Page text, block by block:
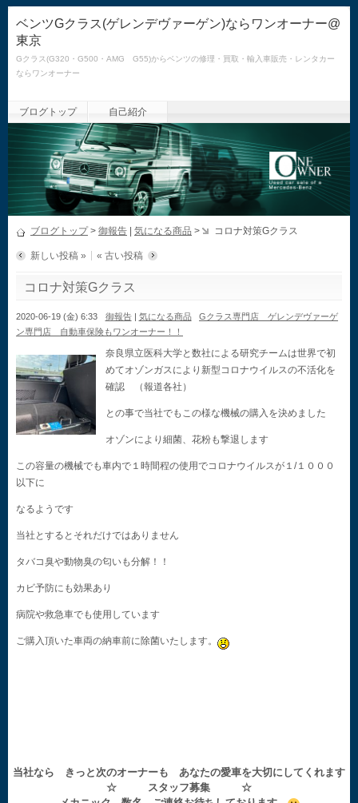
ベンツGクラス(ゲレンデヴァーゲン)ならワンオーナー@
東京
Gクラス(G320・G500・AMG G55)からベンツの修理・買取・輸入車販売・レンタカー
ならワンオーナー
ブログトップ 自己紹介
ブログトップ> 御報告 気になる商品 > コロナ対策Gクラス
新しい投稿 » « 古い投稿
コロナ対策Gクラス
2020-06-19 (金) 6:33 御報告| 気になる商品
Gクラス専門店 ゲレンデヴァーゲ
ン専門店 自動車保険もワンオーナー！！
奈良県立医科大学と数社による研究チームは世界で初
めてオゾンガスにより新型コロナウイルスの不活化を
確認 （報道各社）
との事で当社でもこの様な機械の購入を決めました
オゾンにより細菌、花粉も撃退します
この容量の機械でも車内で１時間程の使用でコロナウイルスが１/１０００
以下に
なるようです
当社とするとそれだけではありません
タバコ臭や動物臭の匂いも分解！！
カビ予防にも効果あり
病院や救急車でも使用しています
ご購入頂いた車両の納車前に除菌いたします。
当社なら きっと次のオーナーも あなたの愛車を大切にしてくれます
☆ スタッフ募集 ☆